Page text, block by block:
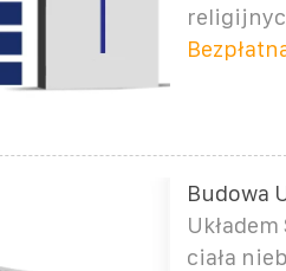
Budowa
ciała